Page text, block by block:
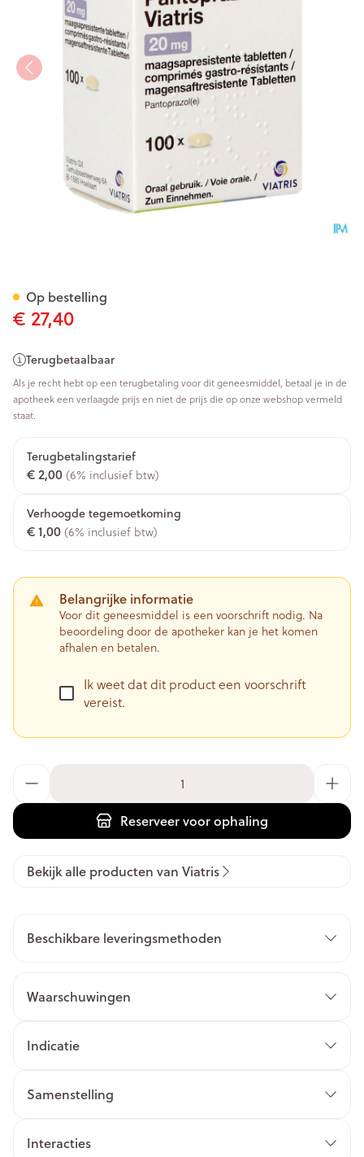
€ 27,40
Terugbetaalbaar
Als je recht hebt op een terugbetaling voor dit geneesmiddel, betaal je in de
apotheek een verlaagde prijs en niet de prijs die op onze webshop vermeld
staat.
Terugbetalingstarief
€ 2,00 (6% inclusief btw)
Verhoogde tegemoetkoming
€ 1,00 (6% inclusief btw)
Belangrijke informatie
Voor dit geneesmiddel is een voorschrift nodig. Na
beoordeling door de apotheker kan je het komen
afhalen en betalen.
Ik weet dat dit product een voorschrift
vereist.
Reserveervoor ophaling
Op bestelling
Bekijk alle producten van Viatris
Beschikbare leveringsmethoden
Waarschuwingen
Indicatie
Samenstelling
Interacties